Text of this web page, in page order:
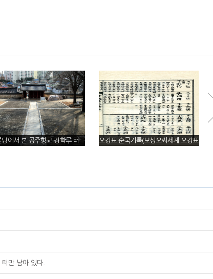
당에서 본 공주향교 강학루 터
오강표 순국기록(보성오씨세계 오강표
만 남아 있다.